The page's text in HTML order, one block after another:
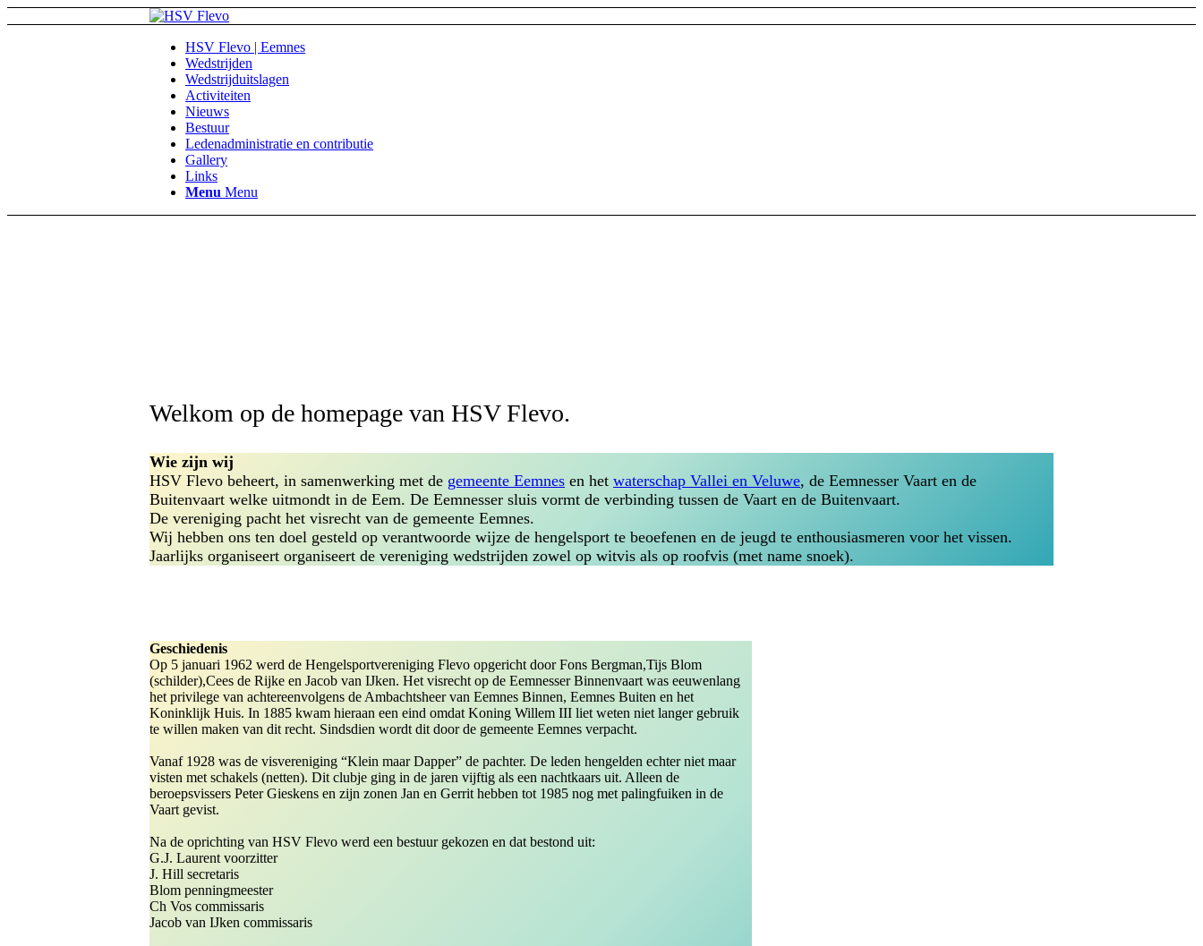
HSV Flevo | Eemnes
Wedstrijden
Wedstrijduitslagen
Activiteiten
Nieuws
Bestuur
Ledenadministratie en contributie
Gallery
Links
Menu Menu
Welkom op de homepage van HSV Flevo.
Wie zijn wij
HSV Flevo beheert, in samenwerking met de gemeente Eemnes en het waterschap Vallei en Veluwe, de Eemnesser Vaart en de
Buitenvaart welke uitmondt in de Eem. De Eemnesser sluis vormt de verbinding tussen de Vaart en de Buitenvaart.
De vereniging pacht het visrecht van de gemeente Eemnes.
Wij hebben ons ten doel gesteld op verantwoorde wijze de hengelsport te beoefenen en de jeugd te enthousiasmeren voor het vissen.
Jaarlijks organiseert organiseert de vereniging wedstrijden zowel op witvis als op roofvis (met name snoek).
Geschiedenis
Op 5 januari 1962 werd de Hengelsportvereniging Flevo opgericht door Fons Bergman,Tijs Blom
(schilder),Cees de Rijke en Jacob van IJken. Het visrecht op de Eemnesser Binnenvaart was eeuwenlang
het privilege van achtereenvolgens de Ambachtsheer van Eemnes Binnen, Eemnes Buiten en het
Koninklijk Huis. In 1885 kwam hieraan een eind omdat Koning Willem III liet weten niet langer gebruik
te willen maken van dit recht. Sindsdien wordt dit door de gemeente Eemnes verpacht.
Vanaf 1928 was de visvereniging “Klein maar Dapper” de pachter. De leden hengelden echter niet maar
visten met schakels (netten). Dit clubje ging in de jaren vijftig als een nachtkaars uit. Alleen de
beroepsvissers Peter Gieskens en zijn zonen Jan en Gerrit hebben tot 1985 nog met palingfuiken in de
Vaart gevist.
Na de oprichting van HSV Flevo werd een bestuur gekozen en dat bestond uit:
G.J. Laurent voorzitter
J. Hill secretaris
Blom penningmeester
Ch Vos commissaris
Jacob van IJken commissaris